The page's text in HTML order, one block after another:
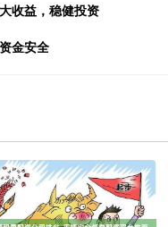
收益，稳健投资
金安全